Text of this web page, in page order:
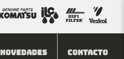
Novedades Contacto